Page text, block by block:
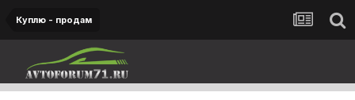
Куплю - продам